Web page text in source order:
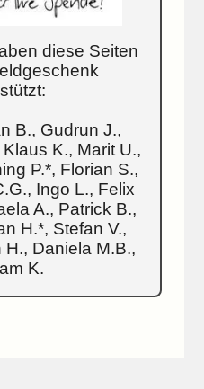
diese Seiten
B., Gudrun J.,
K., Marit U.,
P.*, Florian S.,
Ingo L., Felix
A., Patrick B.,
H.*, Stefan V.,
Daniela M.B.,
K.